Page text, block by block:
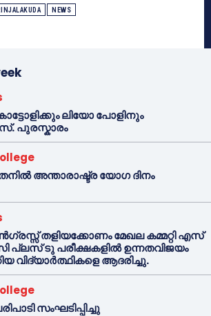
NEWS
ലിയോ പോളിനും
പുരസ്കാരം
അന്താരാഷ്ട്ര യോഗ ദിനം
തളിയക്കോണം മേഖല കമ്മറ്റി എസ്
ടു പരീക്ഷകളിൽ ഉന്നതവിജയം
വിദ്യാർത്ഥികളെ ആദരിച്ചു.
സംഘടിപ്പിച്ചു